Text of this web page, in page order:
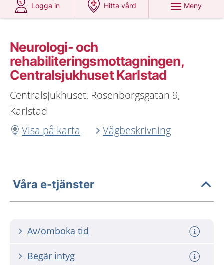
Logga in
Hitta vård
Meny
Neurologi- och
rehabiliteringsmottagningen,
Centralsjukhuset Karlstad
Centralsjukhuset, Rosenborgsgatan 9,
Karlstad
Visa på karta
Vägbeskrivning
Våra e-tjänster
Av/omboka tid
Begär intyg